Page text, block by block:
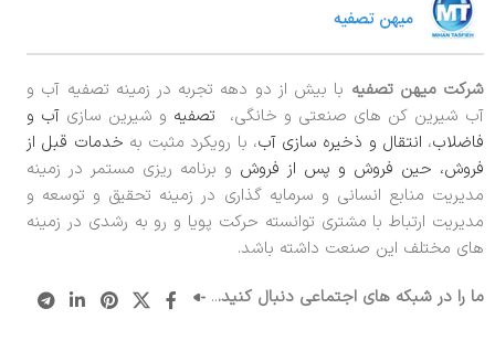
شرکت میهن تصفیه با بیش از دو دهه تجربه در زمینه تصفیه آب و
آب شیرین کن های صنعتی و خانگی،
تصفیه و شیرین سازی آب و
فاضلاب، انتقال و ذخیره سازی آب، با رویکرد مثبت به خدمات قبل از
فروش، حین فروش و پس از فروش و برنامه ریزی مستمر در زمینه
مدیریت منابع انسانی و سرمایه گذاری در زمینه تحقیق و توسعه و
مدیریت ارتباط با مشتری توانسته حرکت پویا و رو به رشدی در زمینه
های مختلف این صنعت داشته باشد.
ما را در شبکه های اجتماعی دنبال کنید...